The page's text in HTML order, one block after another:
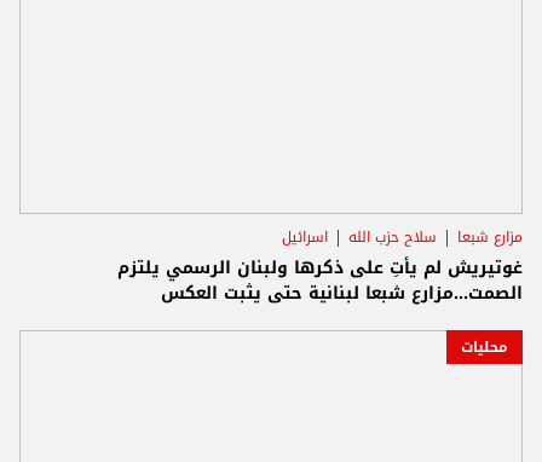
مزارع شبعا سلاح حزب الله اسرائيل
غوتيريش لم يأتِ على ذكرها ولبنان الرسمي يلتزم
الصمت...مزارع شبعا لبنانية حتى يثبت العكس
محليات